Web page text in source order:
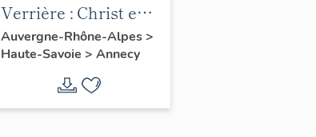
Verrière : Christ en
croix avec Marie
Madeleine à ses
pieds (baie 3),
verrière figurée
Auvergne-Rhône-Alpes>
Haute-Savoie > Annecy